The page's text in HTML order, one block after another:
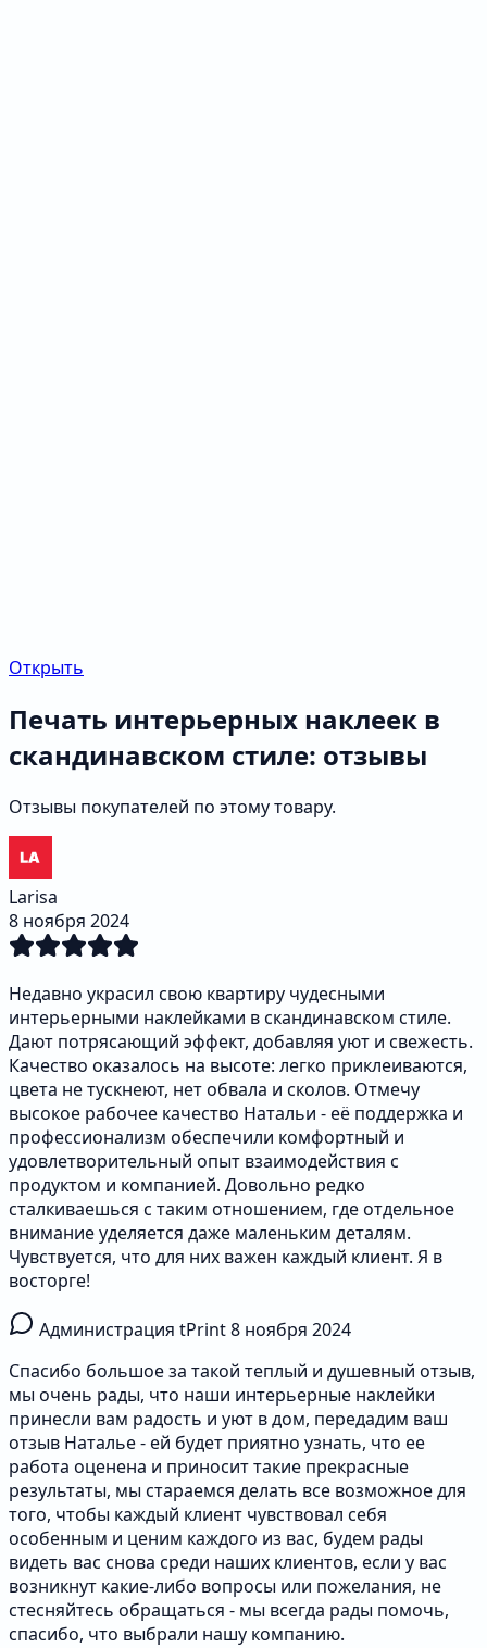
Открыть
Печать интерьерных наклеек в
скандинавском стиле: отзывы
Отзывы покупателей по этому товару.
Larisa
8 ноября 2024
Недавно украсил свою квартиру чудесными
интерьерными наклейками в скандинавском стиле.
Дают потрясающий эффект, добавляя уют и свежесть.
Качество оказалось на высоте: легко приклеиваются,
цвета не тускнеют, нет обвала и сколов. Отмечу
высокое рабочее качество Натальи - её поддержка и
профессионализм обеспечили комфортный и
удовлетворительный опыт взаимодействия с
продуктом и компанией. Довольно редко
сталкиваешься с таким отношением, где отдельное
внимание уделяется даже маленьким деталям.
Чувствуется, что для них важен каждый клиент. Я в
восторге!
Администрация tPrint8 ноября 2024
Спасибо большое за такой теплый и душевный отзыв,
мы очень рады, что наши интерьерные наклейки
принесли вам радость и уют в дом, передадим ваш
отзыв Наталье - ей будет приятно узнать, что ее
работа оценена и приносит такие прекрасные
результаты, мы стараемся делать все возможное для
того, чтобы каждый клиент чувствовал себя
особенным и ценим каждого из вас, будем рады
видеть вас снова среди наших клиентов, если у вас
возникнут какие-либо вопросы или пожелания, не
стесняйтесь обращаться - мы всегда рады помочь,
спасибо, что выбрали нашу компанию.